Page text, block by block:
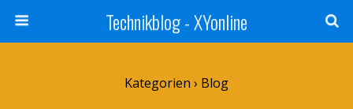
Technikblog - XYonline
Kategorien › Blog